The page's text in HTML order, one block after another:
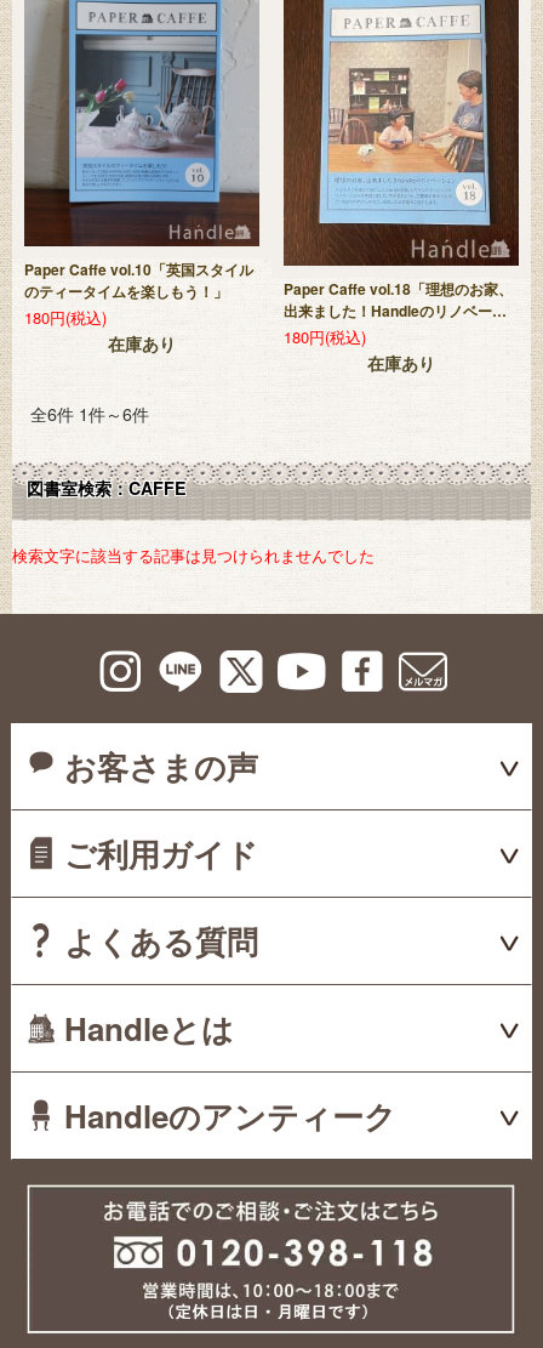
Paper Caffe vol.10「英国スタイル
のティータイムを楽しもう！」
180円(税込)
在庫あり
Paper Caffe vol.18「理想のお家、
出来ました！Handleのリノベーシ
ョン」
180円(税込)
在庫あり
全6件 1件～6件
図書室検索：CAFFE
検索文字に該当する記事は見つけられませんでした
お客さまの声
ご利用ガイド
よくある質問
Handleとは
Handleのアンティーク